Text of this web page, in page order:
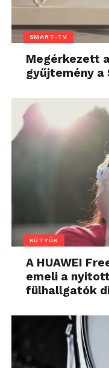
SMART-TV
Megérkezett
gyűjtemény a
KÜTYÜK
A HUAWEI
emeli a
fülhallgatók